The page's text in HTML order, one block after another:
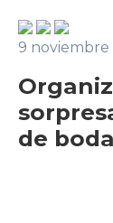
9 noviembre
de